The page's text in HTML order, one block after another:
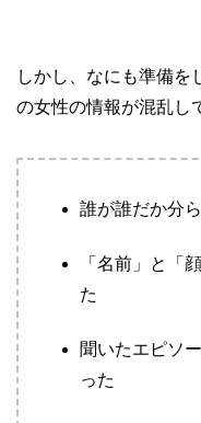
しかし、なにも準備を
の女性の情報が混乱し
誰が誰だか分
「名前」と「
た
聞いたエピソ
った